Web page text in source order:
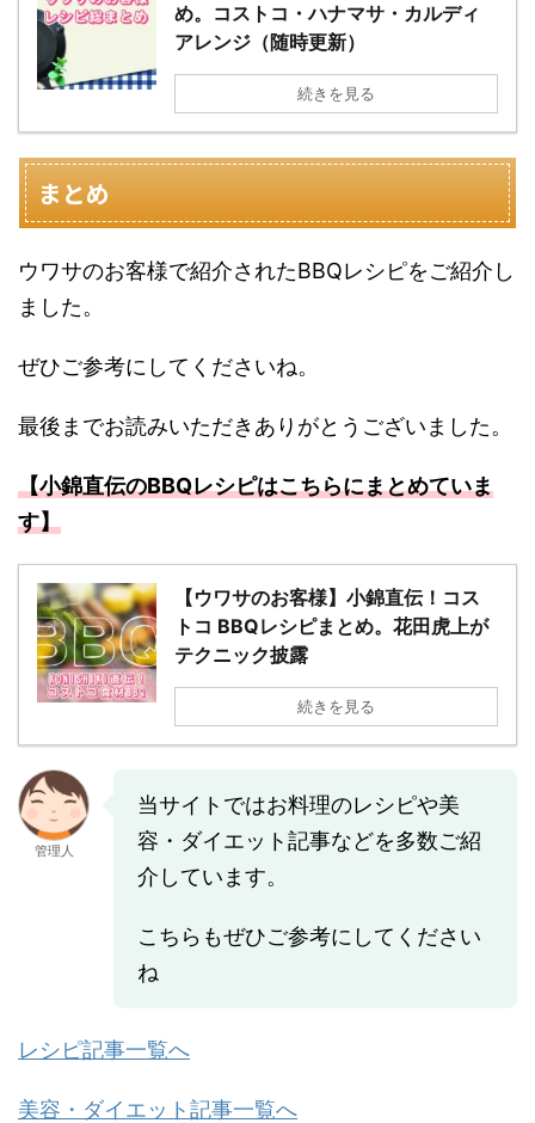
め。コストコ・ハナマサ・カルディ
アレンジ（随時更新）
続きを見る
まとめ
ウワサのお客様で紹介されたBBQレシピをご紹介し
ました。
ぜひご参考にしてくださいね。
最後までお読みいただきありがとうございました。
【小錦直伝のBBQレシピはこちらにまとめていま
す】
【ウワサのお客様】小錦直伝！コス
トコ BBQレシピまとめ。花田虎上が
テクニック披露
続きを見る
管理人
当サイトではお料理のレシピや美
容・ダイエット記事などを多数ご紹
介しています。
こちらもぜひご参考にしてください
ね
レシピ記事一覧へ
美容・ダイエット記事一覧へ